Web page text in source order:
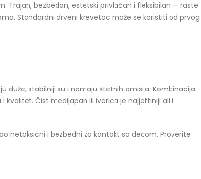
Trajan, bezbedan, estetski privlačan i fleksibilan — raste
Standardni drveni krevetac može se koristiti od prvog
duže, stabilniji su i nemaju štetnih emisija. Kombinacija
kvalitet. Čist medijapan ili iverica je najjeftiniji ali i
netoksični i bezbedni za kontakt sa decom. Proverite